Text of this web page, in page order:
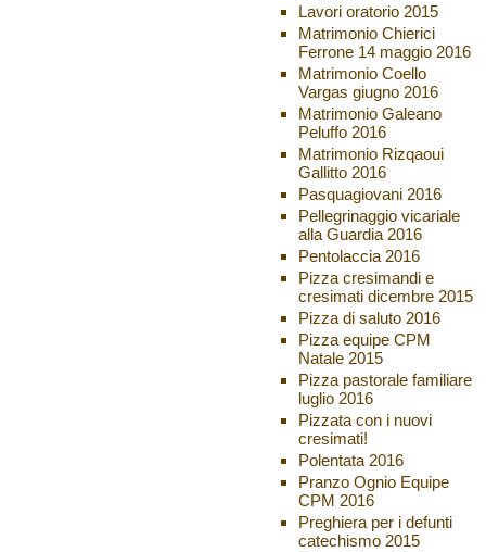
Lavori oratorio 2015
Matrimonio Chierici
Ferrone 14 maggio 2016
Matrimonio Coello
Vargas giugno 2016
Matrimonio Galeano
Peluffo 2016
Matrimonio Rizqaoui
Gallitto 2016
Pasquagiovani 2016
Pellegrinaggio vicariale
alla Guardia 2016
Pentolaccia 2016
Pizza cresimandi e
cresimati dicembre 2015
Pizza di saluto 2016
Pizza equipe CPM
Natale 2015
Pizza pastorale familiare
luglio 2016
Pizzata con i nuovi
cresimati!
Polentata 2016
Pranzo Ognio Equipe
CPM 2016
Preghiera per i defunti
catechismo 2015